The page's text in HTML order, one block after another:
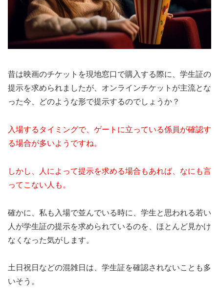
昔は映画のチケットを現地窓口で購入する際に、学生証の
提示を求められましたが、オンラインチケットが主流とな
った今、どのような形で提示するのでしょうか？
入場するタイミングで、ゲートに立っている係員が確認す
る場合が多いようですね。
しかし、人によって提示を求める場合もあれば、なにも言
ってこない人も。
確かに、私も入場で並んでいる時に、学生と思われる若い
人が学生証の提示を求められているのを、ほとんど見かけ
なくなった気がします。
土日祝日などの混雑日は、学生証を確認されないことも多
いそう。